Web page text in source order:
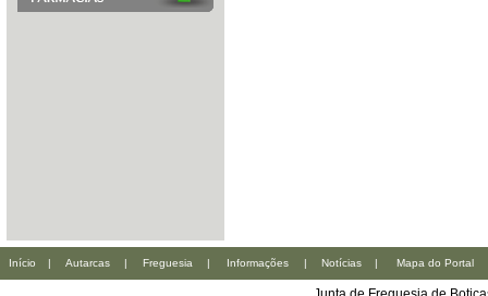
Início | Autarcas | Freguesia | Informações | Notícias | Mapa do Portal